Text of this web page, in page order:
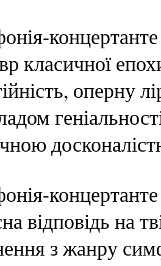
класичної
оперну
відповідь на
з жанру